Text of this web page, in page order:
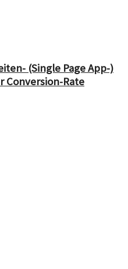
(Single Page App-)
Conversion-Rate